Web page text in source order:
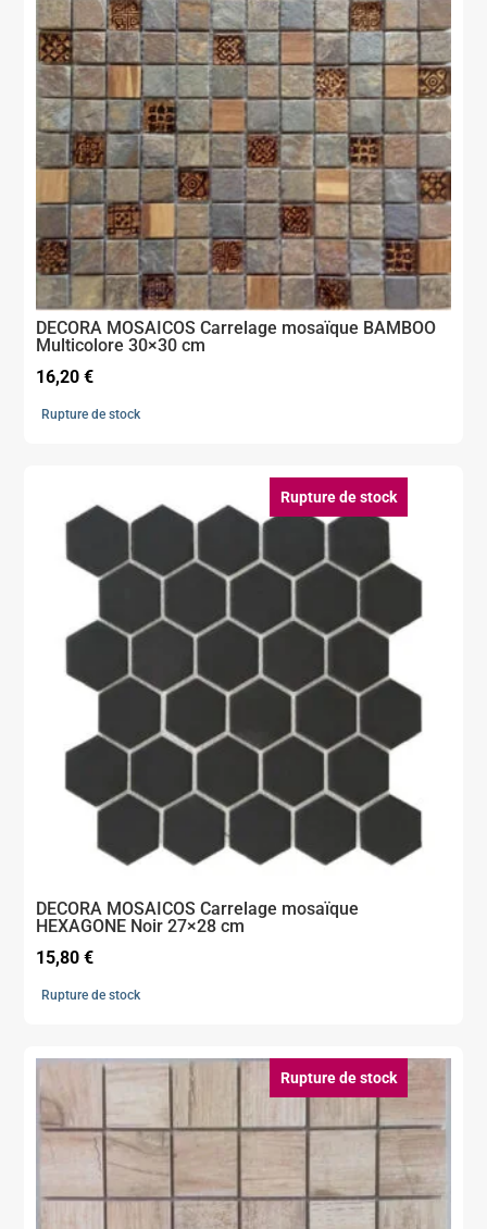
DECORA MOSAICOS Carrelage mosaïque BAMBOO
Multicolore 30×30 cm
16,20€
Rupture de stock
Rupture de stock
DECORA MOSAICOS Carrelage mosaïque
HEXAGONE Noir 27×28 cm
15,80€
Rupture de stock
Rupture de stock